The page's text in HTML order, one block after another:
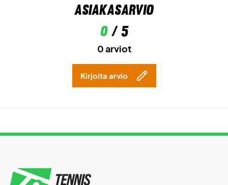
Asiakasarvio
0/ 5
0 arviot
Kirjoita arvio